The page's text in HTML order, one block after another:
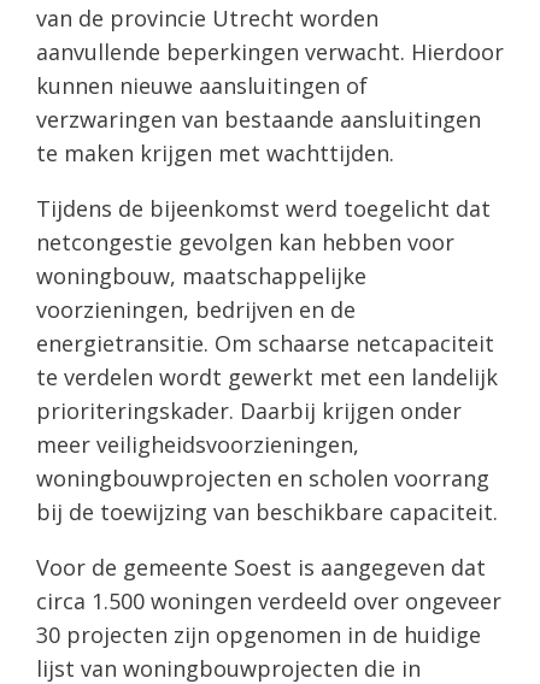
van de provincie Utrecht worden
aanvullende beperkingen verwacht. Hierdoor
kunnen nieuwe aansluitingen of
verzwaringen van bestaande aansluitingen
te maken krijgen met wachttijden.
Tijdens de bijeenkomst werd toegelicht dat
netcongestie gevolgen kan hebben voor
woningbouw, maatschappelijke
voorzieningen, bedrijven en de
energietransitie. Om schaarse netcapaciteit
te verdelen wordt gewerkt met een landelijk
prioriteringskader. Daarbij krijgen onder
meer veiligheidsvoorzieningen,
woningbouwprojecten en scholen voorrang
bij de toewijzing van beschikbare capaciteit.
Voor de gemeente Soest is aangegeven dat
circa 1.500 woningen verdeeld over ongeveer
30 projecten zijn opgenomen in de huidige
lijst van woningbouwprojecten die in